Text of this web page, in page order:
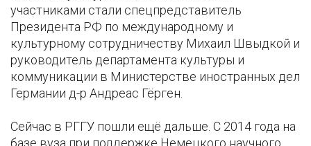
участниками стали спецпредставитель
Президента РФ по международному и
культурному сотрудничеству Михаил Швыдкой и
руководитель департамента культуры и
коммуникации в Министерстве иностранных дел
Германии д-р Андреас Гёрген.
Сейчас в РГГУ пошли ещё дальше. С 2014 года на
базе вуза при поддержке Немецкого научного